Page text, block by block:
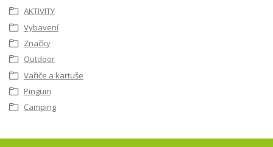
AKTIVITY
Vybavení
Značky
Outdoor
Vařiče a kartuše
Pinguin
Camping